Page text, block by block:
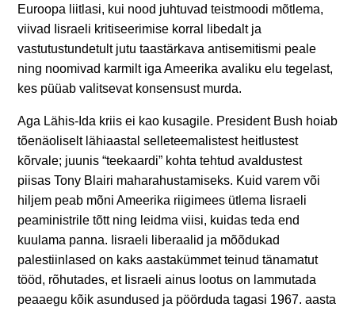
Euroopa liitlasi, kui nood juhtuvad teistmoodi mõtlema,
viivad Iisraeli kritiseerimise korral libedalt ja
vastutustundetult jutu taastärkava antisemitismi peale
ning noomivad karmilt iga Ameerika avaliku elu tegelast,
kes püüab valitsevat konsensust murda.
Aga Lähis-Ida kriis ei kao kusagile. President Bush hoiab
tõenäoliselt lähiaastal selleteemalistest heitlustest
kõrvale; juunis “teekaardi” kohta tehtud avaldustest
piisas Tony Blairi maharahustamiseks. Kuid varem või
hiljem peab mõni Ameerika riigimees ütlema Iisraeli
peaministrile tõtt ning leidma viisi, kuidas teda end
kuulama panna. Iisraeli liberaalid ja mõõdukad
palestiinlased on kaks aastakümmet teinud tänamatut
tööd, rõhutades, et Iisraeli ainus lootus on lammutada
peaaegu kõik asundused ja pöörduda tagasi 1967. aasta